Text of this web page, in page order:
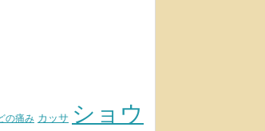
の痛み カッサ ショウ